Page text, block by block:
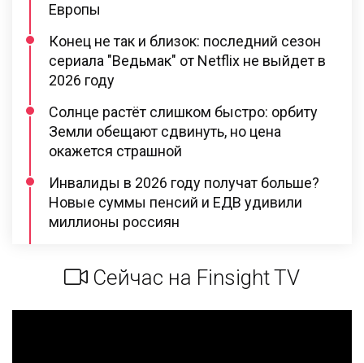
Европы
Конец не так и близок: последний сезон
сериала "Ведьмак" от Netflix не выйдет в
2026 году
Солнце растёт слишком быстро: орбиту
Земли обещают сдвинуть, но цена
окажется страшной
Инвалиды в 2026 году получат больше?
Новые суммы пенсий и ЕДВ удивили
миллионы россиян
Сейчас на Finsight TV